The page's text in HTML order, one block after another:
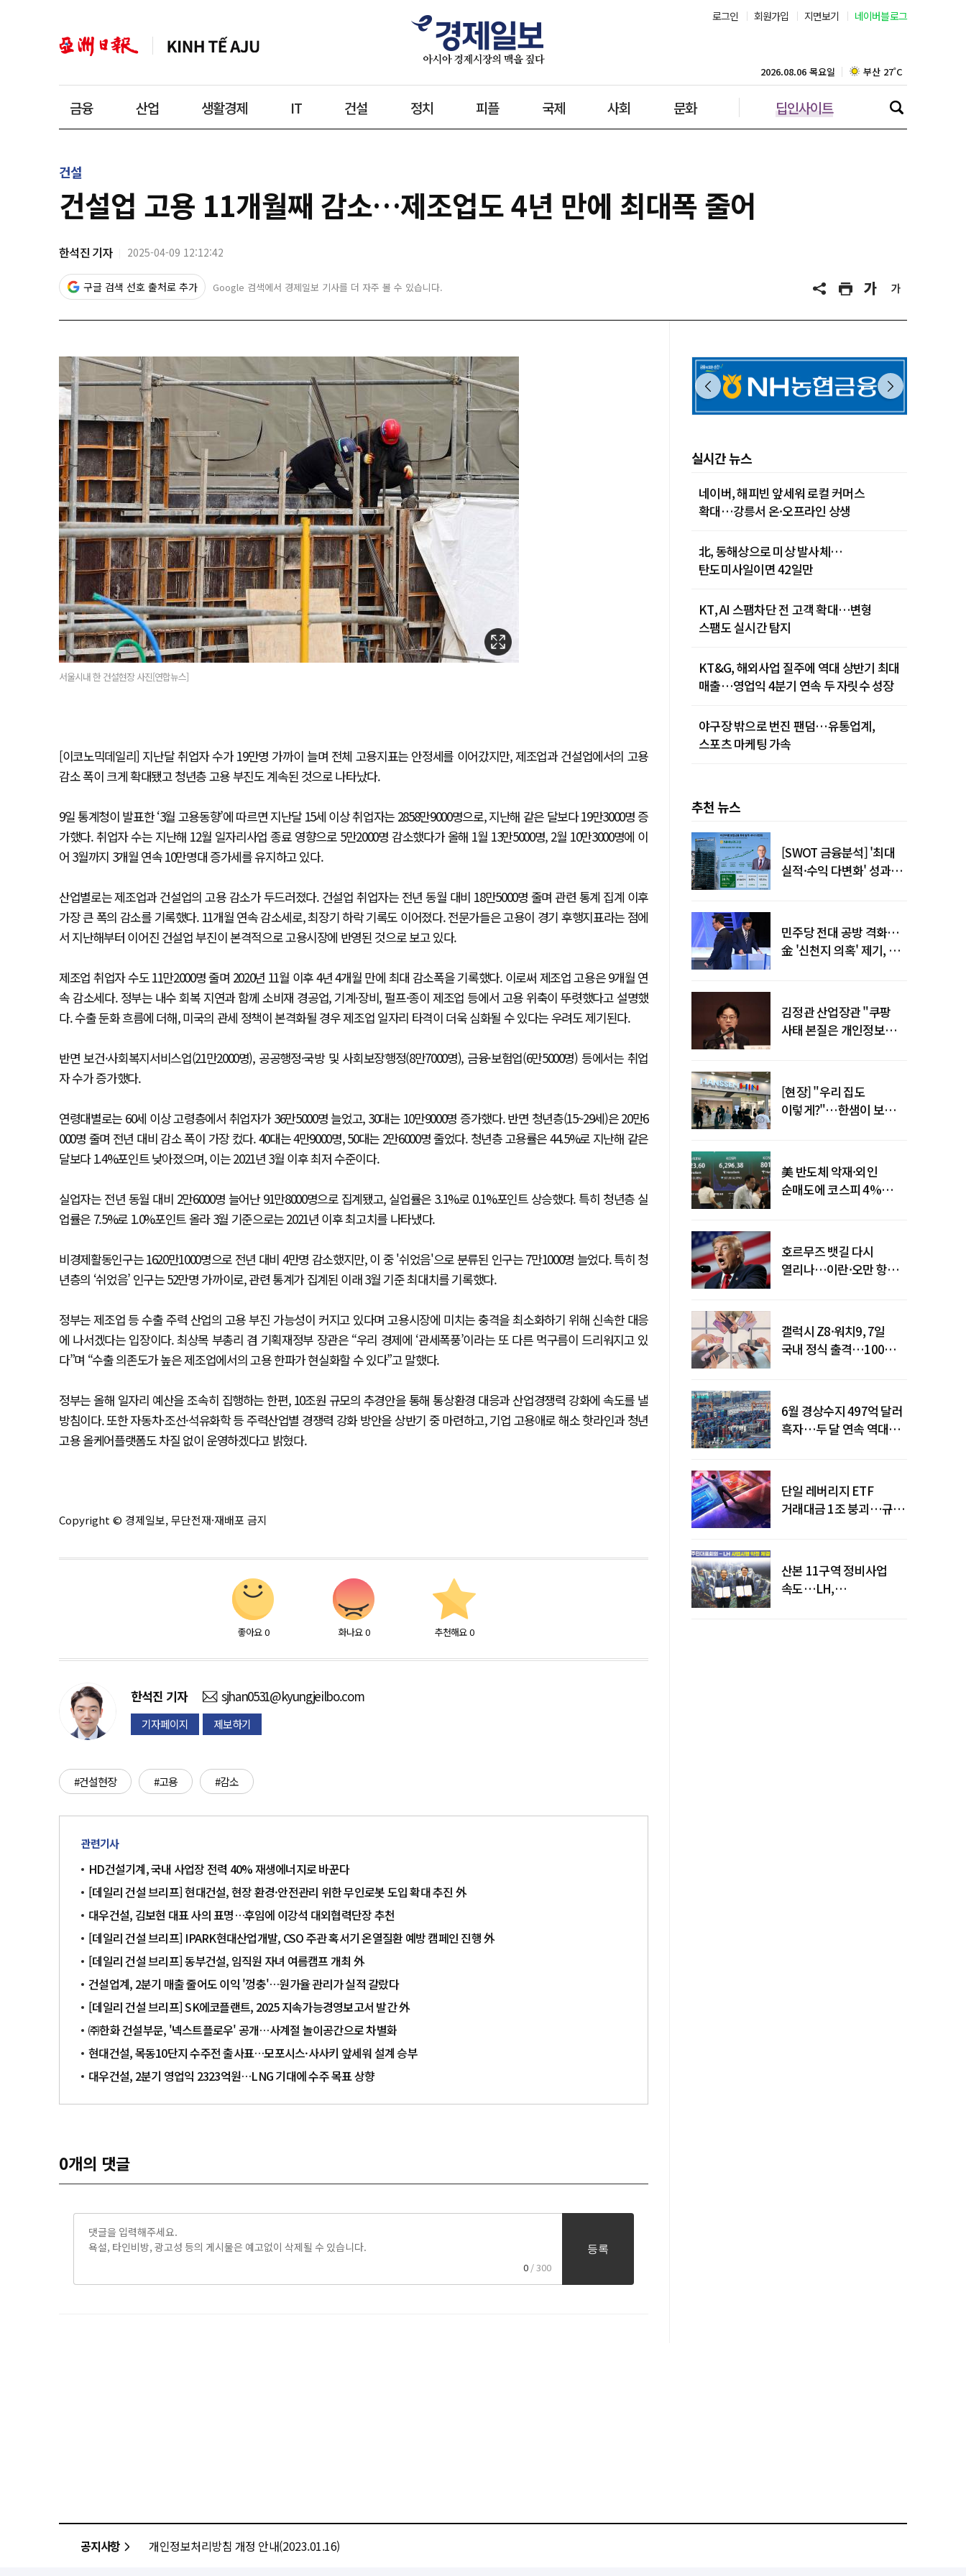
로그인 회원가입 지면보기 네이버블로그
금융 산업 생활경제 IT 건설 정치 피플 국제 사회 문화 딥인사이트
2026.08.06 목요일 대구 25˚C
인천 28˚C
제주 28˚C
건설
건설업 고용 11개월째 감소…제조업도 4년 만에 최대폭 줄어
한석진 기자 2025-04-09 12:12:42
구글 검색 선호 출처로 추가 Google 검색에서 경제일보 기사를 더 자주 볼 수 있습니다.
서울시내 한 건설현장 사진[연합뉴스]
[이코노믹데일리] 지난달 취업자 수가 19만명 가까이 늘며 전체 고용지표는 안정세를 이어갔지만, 제조업과 건설업에서의 고용
감소 폭이 크게 확대됐고 청년층 고용 부진도 계속된 것으로 나타났다.
9일 통계청이 발표한 ‘3월 고용동향’에 따르면 지난달 15세 이상 취업자는 2858만9000명으로, 지난해 같은 달보다 19만3000명 증
가했다. 취업자 수는 지난해 12월 일자리사업 종료 영향으로 5만2000명 감소했다가 올해 1월 13만5000명, 2월 10만3000명에 이
어 3월까지 3개월 연속 10만명대 증가세를 유지하고 있다.
산업별로는 제조업과 건설업의 고용 감소가 두드러졌다. 건설업 취업자는 전년 동월 대비 18만5000명 줄며 관련 통계 집계 이후
가장 큰 폭의 감소를 기록했다. 11개월 연속 감소세로, 최장기 하락 기록도 이어졌다. 전문가들은 고용이 경기 후행지표라는 점에
서 지난해부터 이어진 건설업 부진이 본격적으로 고용시장에 반영된 것으로 보고 있다.
제조업 취업자 수도 11만2000명 줄며 2020년 11월 이후 4년 4개월 만에 최대 감소폭을 기록했다. 이로써 제조업 고용은 9개월 연
속 감소세다. 정부는 내수 회복 지연과 함께 소비재 경공업, 기계·장비, 펄프·종이 제조업 등에서 고용 위축이 뚜렷했다고 설명했
다. 수출 둔화 흐름에 더해, 미국의 관세 정책이 본격화될 경우 제조업 일자리 타격이 더욱 심화될 수 있다는 우려도 제기된다.
반면 보건·사회복지서비스업(21만2000명), 공공행정·국방 및 사회보장행정(8만7000명), 금융·보험업(6만5000명) 등에서는 취업
자 수가 증가했다.
연령대별로는 60세 이상 고령층에서 취업자가 36만5000명 늘었고, 30대는 10만9000명 증가했다. 반면 청년층(15~29세)은 20만6
000명 줄며 전년 대비 감소 폭이 가장 컸다. 40대는 4만9000명, 50대는 2만6000명 줄었다. 청년층 고용률은 44.5%로 지난해 같은
달보다 1.4%포인트 낮아졌으며, 이는 2021년 3월 이후 최저 수준이다.
실업자는 전년 동월 대비 2만6000명 늘어난 91만8000명으로 집계됐고, 실업률은 3.1%로 0.1%포인트 상승했다. 특히 청년층 실
업률은 7.5%로 1.0%포인트 올라 3월 기준으로는 2021년 이후 최고치를 나타냈다.
비경제활동인구는 1620만1000명으로 전년 대비 4만명 감소했지만, 이 중 '쉬었음'으로 분류된 인구는 7만1000명 늘었다. 특히 청
년층의 ‘쉬었음’ 인구는 52만명 가까이로, 관련 통계가 집계된 이래 3월 기준 최대치를 기록했다.
정부는 제조업 등 수출 주력 산업의 고용 부진 가능성이 커지고 있다며 고용시장에 미치는 충격을 최소화하기 위해 신속한 대응
에 나서겠다는 입장이다. 최상목 부총리 겸 기획재정부 장관은 “우리 경제에 ‘관세폭풍’이라는 또 다른 먹구름이 드리워지고 있
다”며 “수출 의존도가 높은 제조업에서의 고용 한파가 현실화할 수 있다”고 말했다.
정부는 올해 일자리 예산을 조속히 집행하는 한편, 10조원 규모의 추경안을 통해 통상환경 대응과 산업경쟁력 강화에 속도를 낼
방침이다. 또한 자동차·조선·석유화학 등 주력산업별 경쟁력 강화 방안을 상반기 중 마련하고, 기업 고용애로 해소 핫라인과 청년
고용 올케어플랫폼도 차질 없이 운영하겠다고 밝혔다.
Copyright © 경제일보, 무단전재·재배포 금지
좋아요 0 화나요 0 추천해요 0
한석진 기자 sjhan0531@kyungjeilbo.com
기자페이지 제보하기
#건설현장 #고용 #감소
관련기사
HD건설기계, 국내 사업장 전력 40% 재생에너지로 바꾼다
[데일리 건설 브리프] 현대건설, 현장 환경·안전관리 위한 무인로봇 도입 확대 추진 外
대우건설, 김보현 대표 사의 표명…후임에 이강석 대외협력단장 추천
[데일리 건설 브리프] IPARK현대산업개발, CSO 주관 혹서기 온열질환 예방 캠페인 진행 外
[데일리 건설 브리프] 동부건설, 임직원 자녀 여름캠프 개최 外
건설업계, 2분기 매출 줄어도 이익 '껑충'…원가율 관리가 실적 갈랐다
[데일리 건설 브리프] SK에코플랜트, 2025 지속가능경영보고서 발간 外
㈜한화 건설부문, '넥스트플로우' 공개…사계절 놀이공간으로 차별화
현대건설, 목동10단지 수주전 출사표…모포시스·사사키 앞세워 설계 승부
대우건설, 2분기 영업익 2323억원…LNG 기대에 수주 목표 상향
0개의 댓글
0 / 300
등록
실시간 뉴스
네이버, 해피빈 앞세워 로컬 커머스
확대…강릉서 온·오프라인 상생
北, 동해상으로 미상 발사체…
탄도미사일이면 42일만
KT, AI 스팸차단 전 고객 확대…변형
스팸도 실시간 탐지
KT&G, 해외사업 질주에 역대 상반기 최대
매출…영업익 4분기 연속 두 자릿수 성장
야구장 밖으로 번진 팬덤…유통업계,
스포츠 마케팅 가속
추천 뉴스
[SWOT 금융분석] '최대
실적·수익 다변화' 성과…
민주당 전대 공방 격화…
金 '신천지 의혹' 제기, 鄭
김정관 산업장관 "쿠팡
사태 본질은 개인정보
[현장] "우리 집도
이렇게?"…한샘이 보여준
美 반도체 악재·외인
순매도에 코스피 4%
호르무즈 뱃길 다시
열리나…이란·오만 항로
갤럭시 Z8·워치9, 7일
국내 정식 출격…100개국
6월 경상수지 497억 달러
흑자…두 달 연속 역대
단일 레버리지 ETF
거래대금 1조 붕괴…규제
산본 11구역 정비사업
속도…LH,
공지사항 개인정보처리방침 개정 안내(2023.01.16)